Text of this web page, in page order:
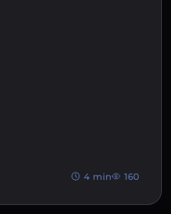
4 min 160